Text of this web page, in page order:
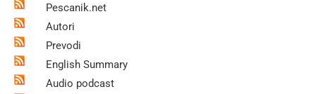
Pescanik.net
Autori
Prevodi
English Summary
Audio podcast